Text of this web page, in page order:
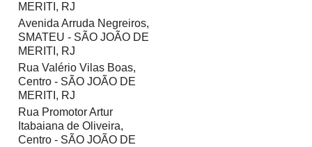
MERITI, RJ
Avenida Arruda Negreiros,
SMATEU - SÃO JOÃO DE
MERITI, RJ
Rua Valério Vilas Boas,
Centro - SÃO JOÃO DE
MERITI, RJ
Rua Promotor Artur
Itabaiana de Oliveira,
Centro - SÃO JOÃO DE